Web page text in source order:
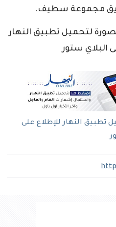
مجموعة سطيف.
لتحميل تطبيق النهار
البلاي ستور
النهار للإطلاع على